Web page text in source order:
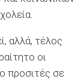
αλλά, τέλος
οι
προσιτές σε